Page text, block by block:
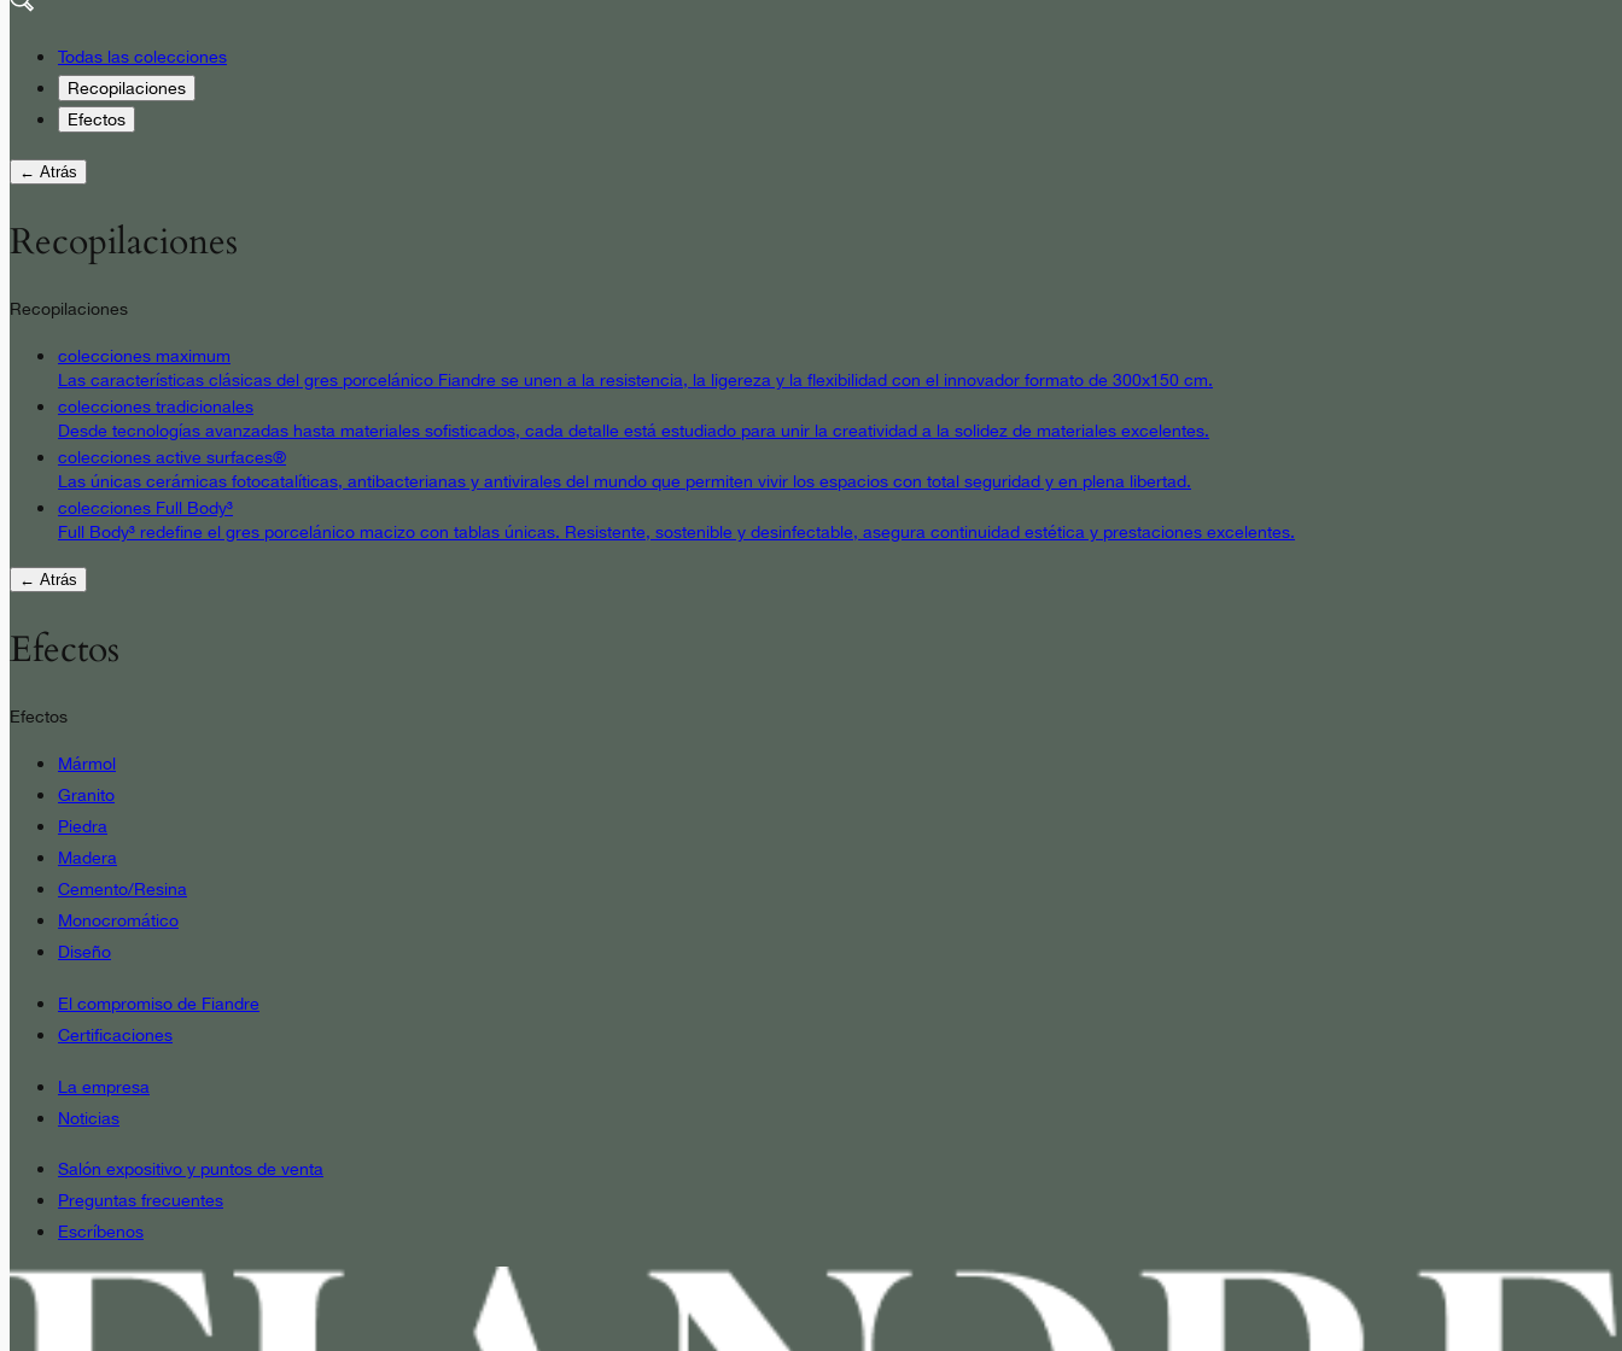
Todas las colecciones
Recopilaciones
Efectos
← Atrás
Recopilaciones
Recopilaciones
colecciones maximum
Las características clásicas del gres porcelánico Fiandre se unen a la resistencia, la ligereza y la flexibilidad con el innovador formato de 300x150 cm.
colecciones tradicionales
Desde tecnologías avanzadas hasta materiales sofisticados, cada detalle está estudiado para unir la creatividad a la solidez de materiales excelentes.
colecciones active surfaces®
Las únicas cerámicas fotocatalíticas, antibacterianas y antivirales del mundo que permiten vivir los espacios con total seguridad y en plena libertad.
colecciones Full Body³
Full Body³ redefine el gres porcelánico macizo con tablas únicas. Resistente, sostenible y desinfectable, asegura continuidad estética y prestaciones excelentes.
← Atrás
Efectos
Efectos
Mármol
Granito
Piedra
Madera
Cemento/Resina
Monocromático
Diseño
El compromiso de Fiandre
Certificaciones
La empresa
Noticias
Salón expositivo y puntos de venta
Preguntas frecuentes
Escríbenos